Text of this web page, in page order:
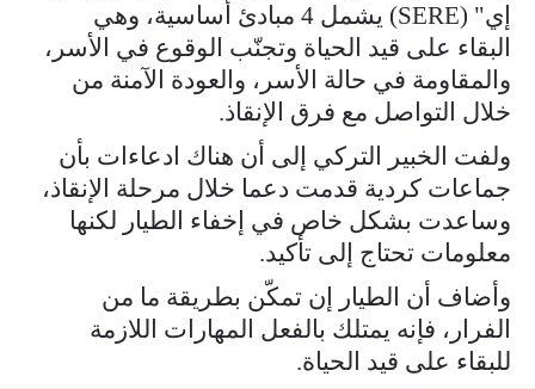
إي" (SERE) يشمل 4 مبادئ أساسية، وهي
البقاء على قيد الحياة وتجنّب الوقوع في الأسر،
والمقاومة في حالة الأسر، والعودة الآمنة من
خلال التواصل مع فرق الإنقاذ.
ولفت الخبير التركي إلى أن هناك ادعاءات بأن
جماعات كردية قدمت دعما خلال مرحلة الإنقاذ،
وساعدت بشكل خاص في إخفاء الطيار لكنها
معلومات تحتاج إلى تأكيد.
وأضاف أن الطيار إن تمكّن بطريقة ما من
الفرار، فإنه يمتلك بالفعل المهارات اللازمة
للبقاء على قيد الحياة.